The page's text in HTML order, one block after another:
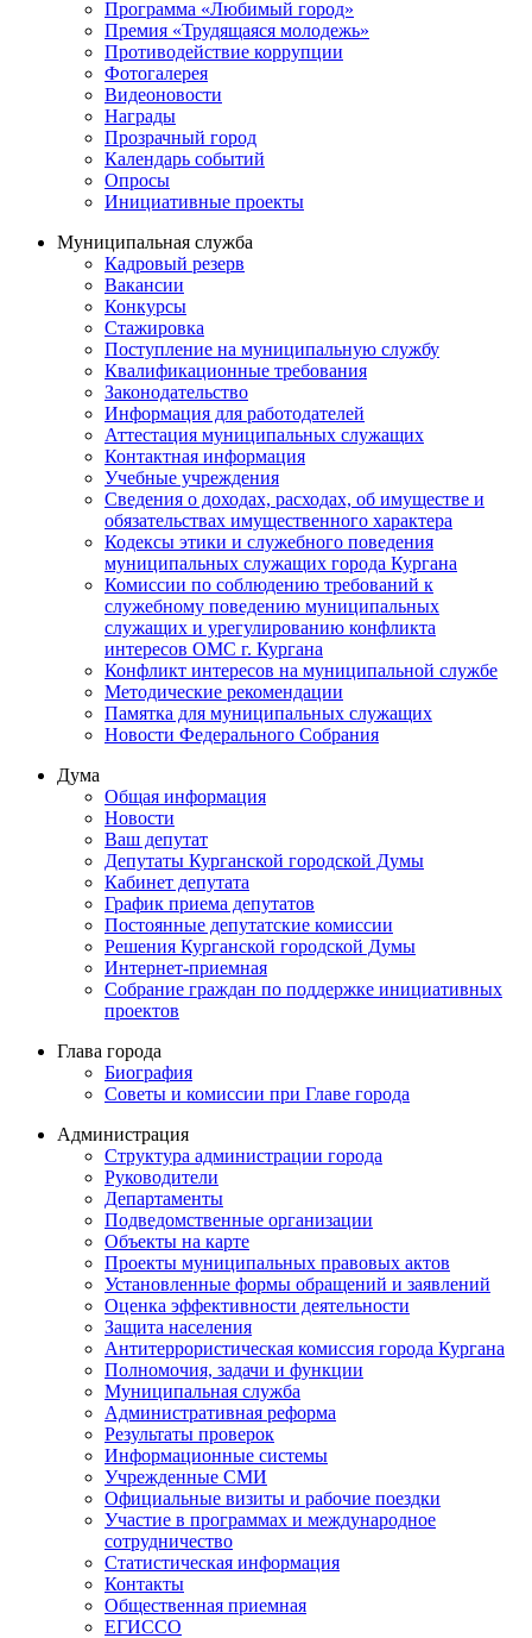
Программа «Любимый город»
Премия «Трудящаяся молодежь»
Противодействие коррупции
Фотогалерея
Видеоновости
Награды
Прозрачный город
Календарь событий
Опросы
Инициативные проекты
Муниципальная служба
Кадровый резерв
Вакансии
Конкурсы
Стажировка
Поступление на муниципальную службу
Квалификационные требования
Законодательство
Информация для работодателей
Аттестация муниципальных служащих
Контактная информация
Учебные учреждения
Сведения о доходах, расходах, об имуществе и
обязательствах имущественного характера
Кодексы этики и служебного поведения
муниципальных служащих города Кургана
Комиссии по соблюдению требований к
служебному поведению муниципальных
служащих и урегулированию конфликта
интересов ОМС г. Кургана
Конфликт интересов на муниципальной службе
Методические рекомендации
Памятка для муниципальных служащих
Новости Федерального Cобрания
Дума
Общая информация
Новости
Ваш депутат
Депутаты Курганской городской Думы
Кабинет депутата
График приема депутатов
Постоянные депутатские комиссии
Решения Курганской городской Думы
Интернет-приемная
Собрание граждан по поддержке инициативных
проектов
Глава города
Биография
Советы и комиссии при Главе города
Администрация
Структура администрации города
Руководители
Департаменты
Подведомственные организации
Объекты на карте
Проекты муниципальных правовых актов
Установленные формы обращений и заявлений
Оценка эффективности деятельности
Защита населения
Антитеррористическая комиссия города Кургана
Полномочия, задачи и функции
Муниципальная служба
Административная реформа
Результаты проверок
Информационные системы
Учрежденные СМИ
Официальные визиты и рабочие поездки
Участие в программах и международное
сотрудничество
Статистическая информация
Контакты
Общественная приемная
ЕГИССО